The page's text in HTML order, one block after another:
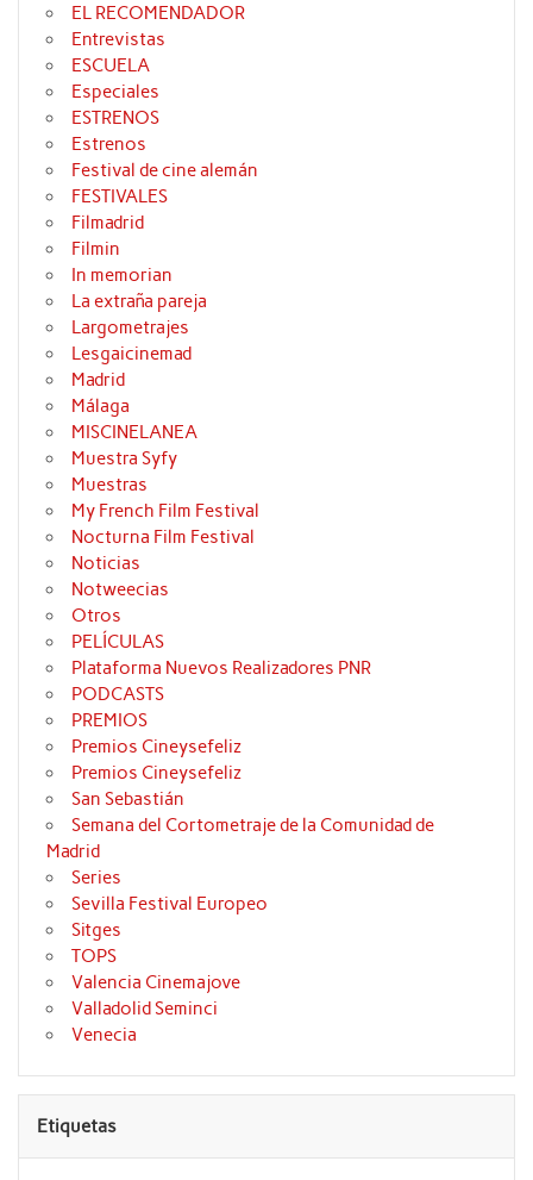
EL RECOMENDADOR
Entrevistas
ESCUELA
Especiales
ESTRENOS
Estrenos
Festival de cine alemán
FESTIVALES
Filmadrid
Filmin
In memorian
La extraña pareja
Largometrajes
Lesgaicinemad
Madrid
Málaga
MISCINELANEA
Muestra Syfy
Muestras
My French Film Festival
Nocturna Film Festival
Noticias
Notweecias
Otros
PELÍCULAS
Plataforma Nuevos Realizadores PNR
PODCASTS
PREMIOS
Premios Cineysefeliz
Premios Cineysefeliz
San Sebastián
Semana del Cortometraje de la Comunidad de
Madrid
Series
Sevilla Festival Europeo
Sitges
TOPS
Valencia Cinemajove
Valladolid Seminci
Venecia
Etiquetas